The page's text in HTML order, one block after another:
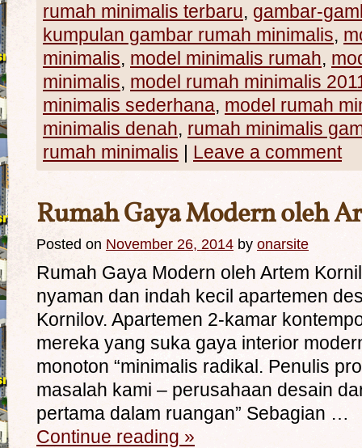
rumah minimalis terbaru, gambar-
kumpulan gambar rumah minimalis,
minimalis, model minimalis rumah,
minimalis, model rumah minimalis
minimalis sederhana, model rumah
minimalis denah, rumah minimalis
rumah minimalis | Leave a comment
Rumah Gaya Modern oleh
Posted on November 26, 2014 by onarsite
Rumah Gaya Modern oleh Artem
nyaman dan indah kecil apartemen
Kornilov. Apartemen 2-kamar
mereka yang suka gaya interior
monoton “minimalis radikal. Penulis
masalah kami – perusahaan desain
pertama dalam ruangan” Sebagian …
Continue reading »